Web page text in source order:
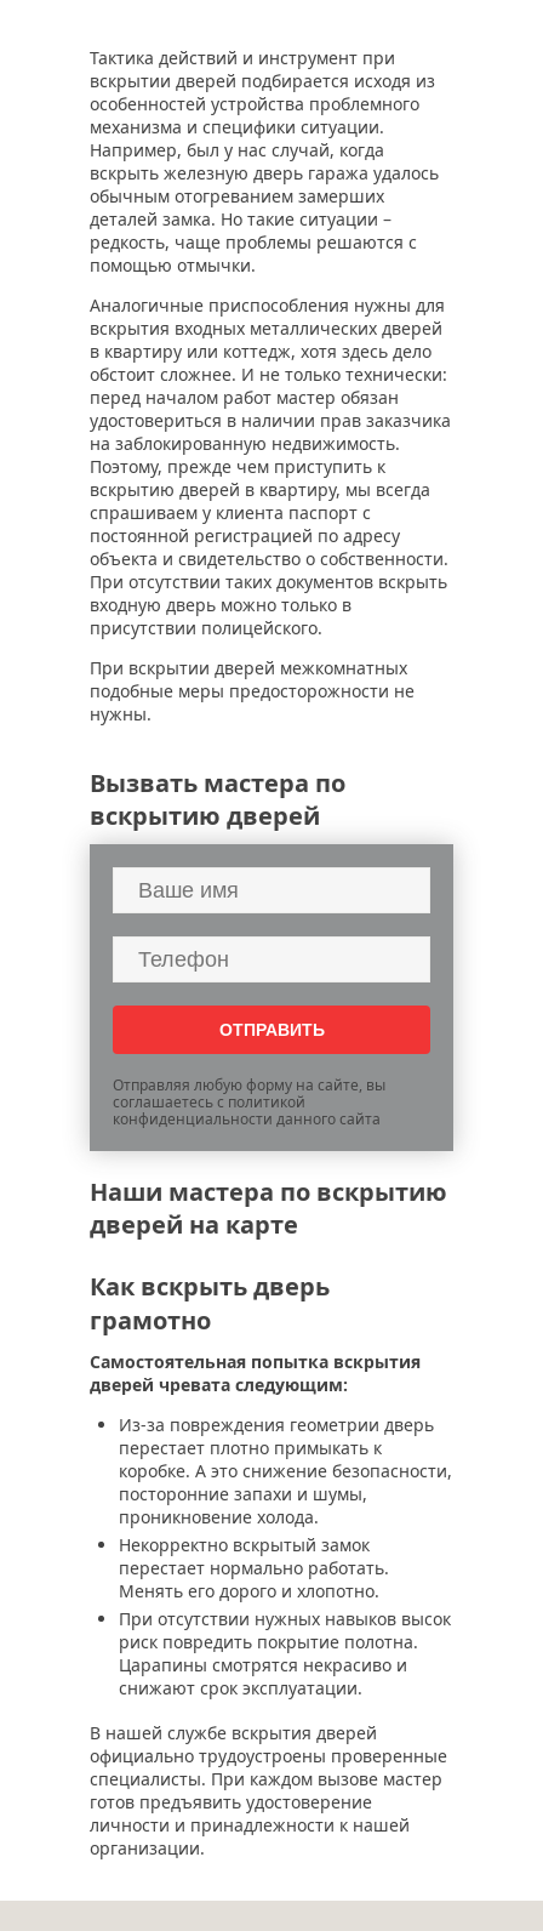
Тактика действий и инструмент при
вскрытии дверей подбирается исходя из
особенностей устройства проблемного
механизма и специфики ситуации.
Например, был у нас случай, когда
вскрыть железную дверь гаража удалось
обычным отогреванием замерших
деталей замка. Но такие ситуации –
редкость, чаще проблемы решаются с
помощью отмычки.
Аналогичные приспособления нужны для
вскрытия входных металлических дверей
в квартиру или коттедж, хотя здесь дело
обстоит сложнее. И не только технически:
перед началом работ мастер обязан
удостовериться в наличии прав заказчика
на заблокированную недвижимость.
Поэтому, прежде чем приступить к
вскрытию дверей в квартиру, мы всегда
спрашиваем у клиента паспорт с
постоянной регистрацией по адресу
объекта и свидетельство о собственности.
При отсутствии таких документов вскрыть
входную дверь можно только в
присутствии полицейского.
При вскрытии дверей межкомнатных
подобные меры предосторожности не
нужны.
Вызвать мастера по
вскрытию дверей
Отправляя любую форму на сайте, вы
соглашаетесь с политикой
конфиденциальности данного сайта
Наши мастера по вскрытию
дверей на карте
Как вскрыть дверь
грамотно
Самостоятельная попытка вскрытия
дверей чревата следующим:
Из-за повреждения геометрии дверь
перестает плотно примыкать к
коробке. А это снижение безопасности,
посторонние запахи и шумы,
проникновение холода.
Некорректно вскрытый замок
перестает нормально работать.
Менять его дорого и хлопотно.
При отсутствии нужных навыков высок
риск повредить покрытие полотна.
Царапины смотрятся некрасиво и
снижают срок эксплуатации.
В нашей службе вскрытия дверей
официально трудоустроены проверенные
специалисты. При каждом вызове мастер
готов предъявить удостоверение
личности и принадлежности к нашей
организации.